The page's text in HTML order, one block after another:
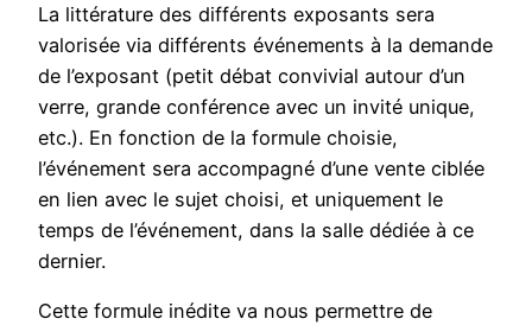
La littérature des différents exposants sera
valorisée via différents événements à la demande
de l’exposant (petit débat convivial autour d’un
verre, grande conférence avec un invité unique,
etc.). En fonction de la formule choisie,
l’événement sera accompagné d’une vente ciblée
en lien avec le sujet choisi, et uniquement le
temps de l’événement, dans la salle dédiée à ce
dernier.
Cette formule inédite va nous permettre de